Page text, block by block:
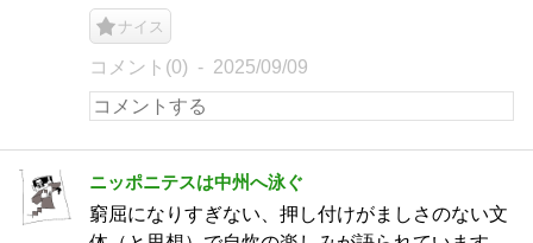
ナイス
コメント(0) 2025/09/09
ニッポニテスは中州へ泳ぐ
窮屈になりすぎない、押し付けがましさのない文